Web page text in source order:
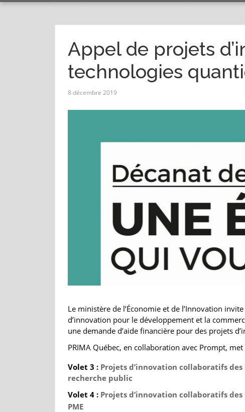
Appel de projets
technologies
8 décembre 2019
Le ministère de l’Économie et de l’Innovation
d’innovation pour le développement et la
une demande d’aide financière pour des projets
PRIMA Québec, en collaboration avec Prompt,
Volet 3 : Projets d’innovation collaboratifs
recherche public
Volet 4 : Projets d’innovation collaboratifs
PME